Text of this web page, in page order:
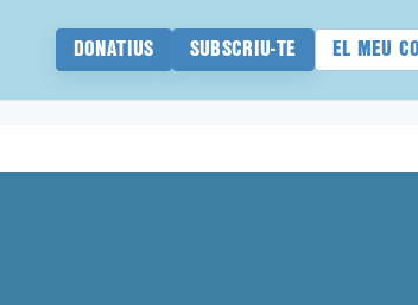
DONATIUS SUBSCRIU-TE EL MEU